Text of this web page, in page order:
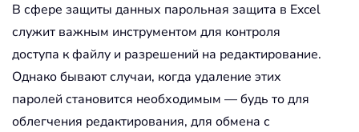
В сфере защиты данных парольная защита в Excel
служит важным инструментом для контроля
доступа к файлу и разрешений на редактирование.
Однако бывают случаи, когда удаление этих
паролей становится необходимым — будь то для
облегчения редактирования, для обмена с